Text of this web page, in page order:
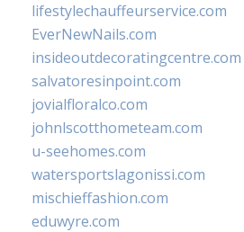
lifestylechauffeurservice.com
EverNewNails.com
insideoutdecoratingcentre.com
salvatoresinpoint.com
jovialfloralco.com
johnlscotthometeam.com
u-seehomes.com
watersportslagonissi.com
mischieffashion.com
eduwyre.com